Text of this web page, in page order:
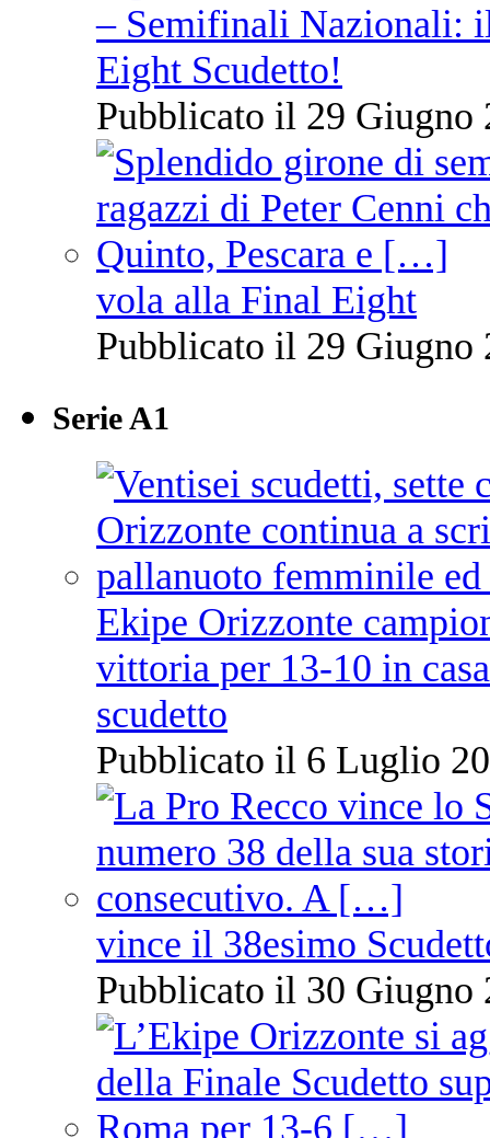
– Semifinali Nazionali:
Eight Scudetto!
Pubblicato il 29 Giugno
vola alla Final Eight
Pubblicato il 29 Giugno
Serie A1
Ekipe Orizzonte
vittoria per 13-10 in
scudetto
Pubblicato il 6 Luglio
vince il 38esimo
Pubblicato il 30 Giugno